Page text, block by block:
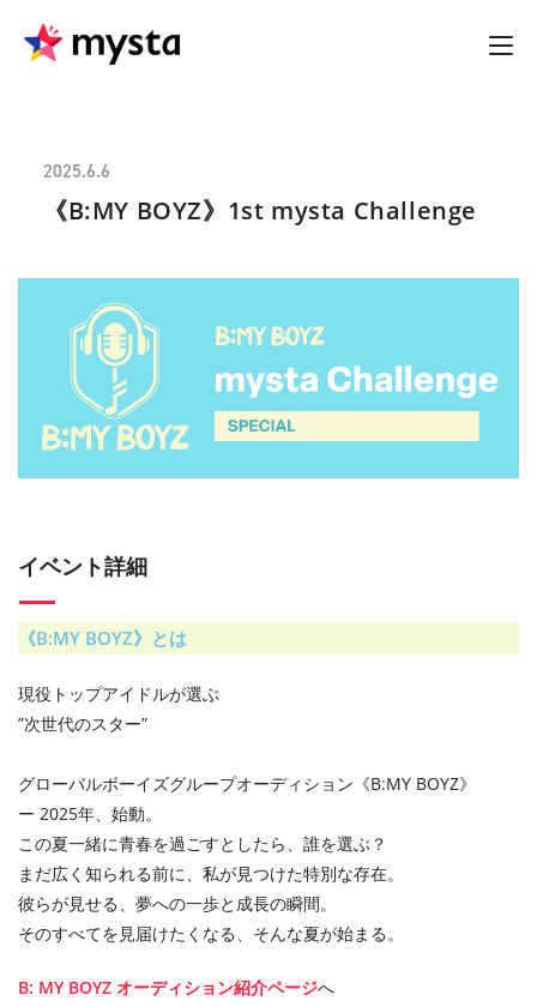
2025.6.6
《B:MY BOYZ》1st mysta Challenge
イベント詳細
《B:MY BOYZ》とは
現役トップアイドルが選ぶ
”次世代のスター”
グローバルボーイズグループオーディション《B:MY BOYZ》
ー 2025年、始動。
この夏一緒に青春を過ごすとしたら、誰を選ぶ？
まだ広く知られる前に、私が見つけた特別な存在。
彼らが見せる、夢への一歩と成長の瞬間。
そのすべてを見届けたくなる、そんな夏が始まる。
B: MY BOYZ オーディション紹介ページへ